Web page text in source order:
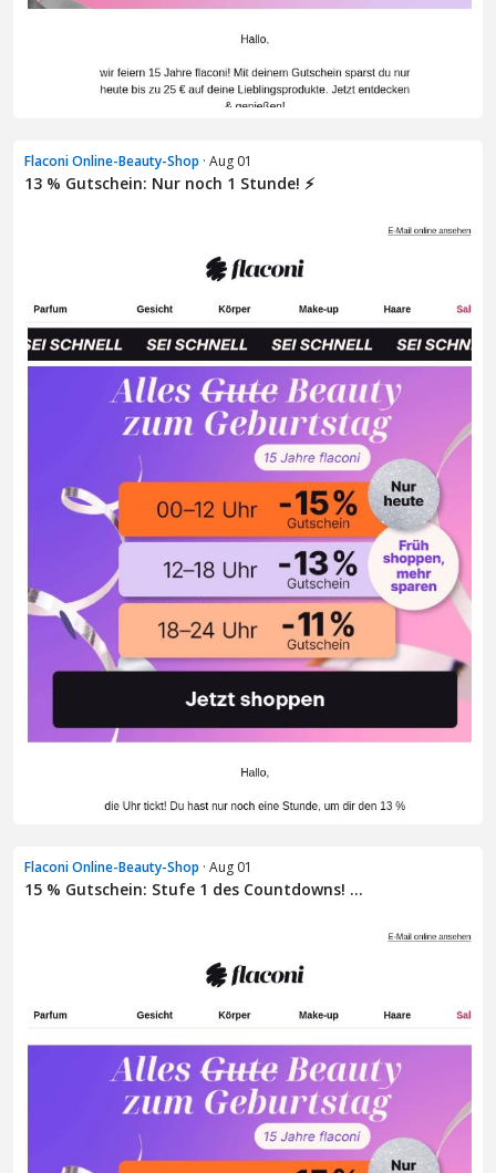
Flaconi Online-Beauty-Shop · Aug 01
13 % Gutschein: Nur noch 1 Stunde! ⚡
Flaconi Online-Beauty-Shop · Aug 01
15 % Gutschein: Stufe 1 des Countdowns! ...